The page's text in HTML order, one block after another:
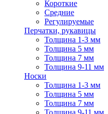
Короткие
Средние
Регулируемые
Перчатки, рукавицы
Толщина 1-3 мм
Толщина 5 мм
Толщина 7 мм
Толщина 9-11 мм
Носки
Толщина 1-3 мм
Толщина 5 мм
Толщина 7 мм
Толщина 9-11 мм